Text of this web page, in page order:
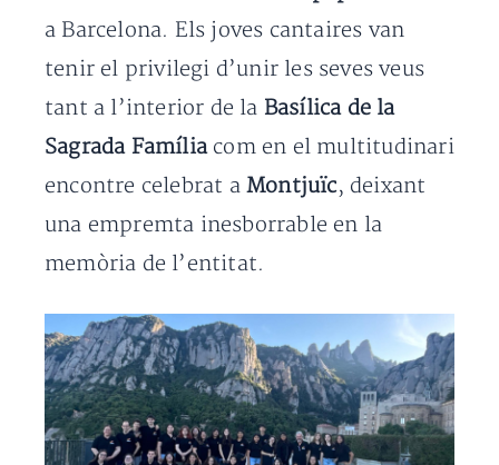
a Barcelona. Els joves cantaires van
tenir el privilegi d’unir les seves veus
tant a l’interior de la Basílica de la
Sagrada Famíliacom en el multitudinari
encontre celebrat a Montjuïc, deixant
una empremta inesborrable en la
memòria de l’entitat.